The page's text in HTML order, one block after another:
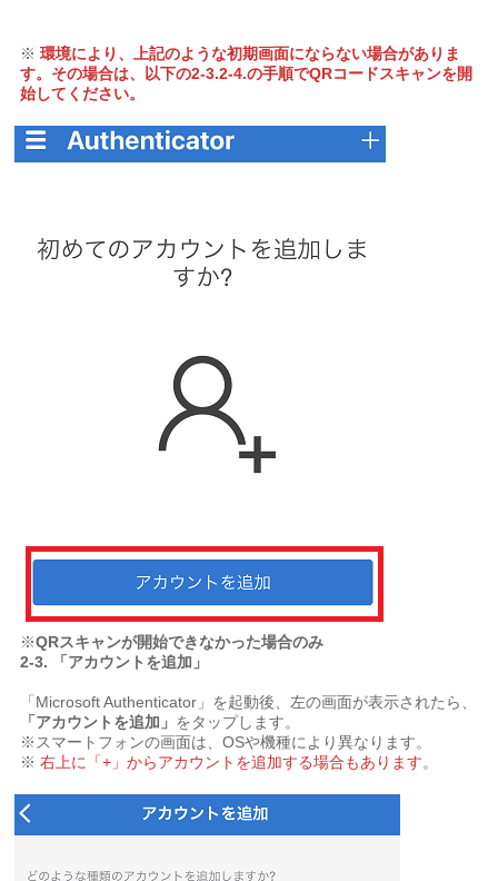
※環境により、上記のような初期画面にならない場合がありま
す。その場合は、以下の2-3.2-4.の手順でQRコードスキャンを開
始してください。
※QRスキャンが開始できなかった場合のみ
2-3.
「アカウントを追加」
「Microsoft Authenticator」を起動後、左の画面が表示されたら、
「アカウントを追加」 をタップします。
※スマートフォンの画面は、OSや機種により異なります。
※右上に「+」からアカウントを追加する場合もあります。